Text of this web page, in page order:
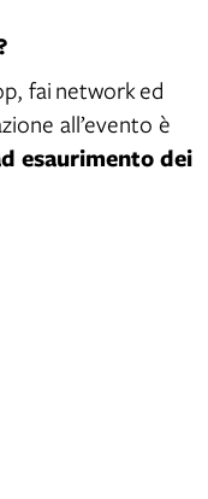
fai network ed
all’evento è
esaurimento dei